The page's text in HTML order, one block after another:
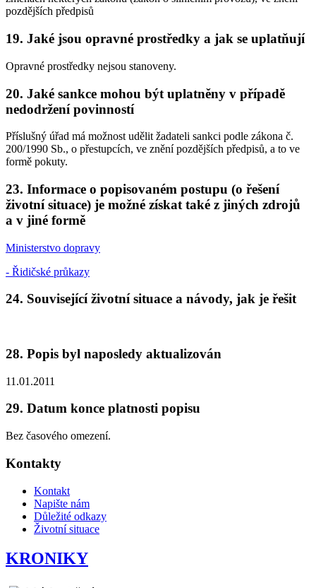
pozdějších předpisů
19. Jaké jsou opravné prostředky a jak se uplatňují
Opravné prostředky nejsou stanoveny.
20. Jaké sankce mohou být uplatněny v případě
nedodržení povinností
Příslušný úřad má možnost udělit žadateli sankci podle zákona č.
200/1990 Sb., o přestupcích, ve znění pozdějších předpisů, a to ve
formě pokuty.
23. Informace o popisovaném postupu (o řešení
životní situace) je možné získat také z jiných zdrojů
a v jiné formě
Ministerstvo dopravy
- Řidičské průkazy
24. Související životní situace a návody, jak je řešit
28. Popis byl naposledy aktualizován
11.01.2011
29. Datum konce platnosti popisu
Bez časového omezení.
Kontakty
Kontakt
Napište nám
Důležité odkazy
Životní situace
KRONIKY